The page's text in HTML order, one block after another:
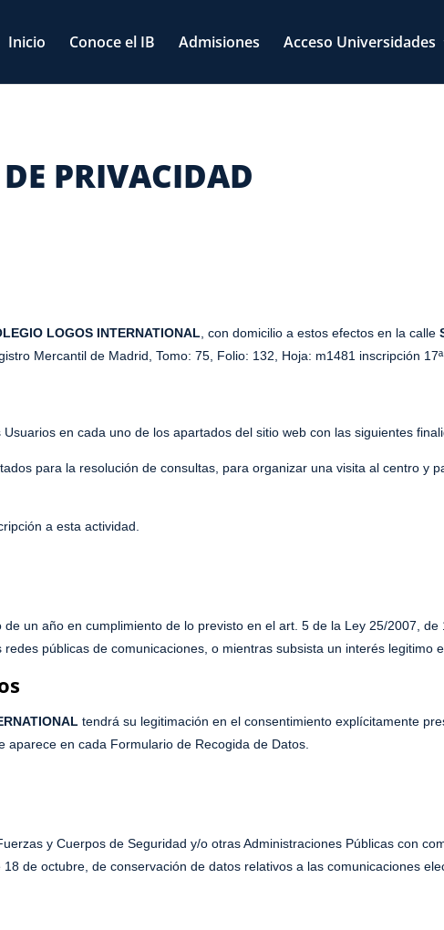
Inicio Conoce el IB Admisiones Acceso Universidades
PRIVACIDAD
LOGOS INTERNATIONAL , con domicilio a estos efectos en la calle
Mercantil de Madrid, Tomo: 75, Folio: 132, Hoja: m1481 inscripción 17ª.
en cada uno de los apartados del sitio web con las siguientes
para la resolución de consultas, para organizar una visita al centro y
a esta actividad.
un año en cumplimiento de lo previsto en el art. 5 de la Ley 25/2007, de
públicas de comunicaciones, o mientras subsista un interés legitimo
tendrá su legitimación en el consentimiento explícitamente
en cada Formulario de Recogida de Datos.
y Cuerpos de Seguridad y/o otras Administraciones Públicas con
de octubre, de conservación de datos relativos a las comunicaciones